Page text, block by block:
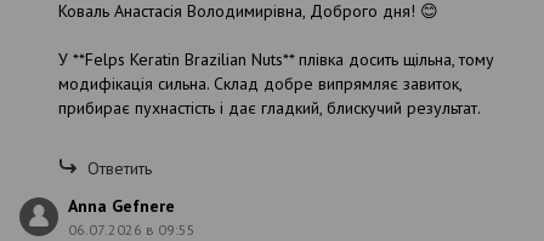
Коваль Анастасія Володимирівна, Доброго дня! 😊
У **Felps Keratin Brazilian Nuts** плівка досить щільна, тому
модифікація сильна. Склад добре випрямляє завиток,
прибирає пухнастість і дає гладкий, блискучий результат.
Ответить
Anna Gefnere
06.07.2026 в 09:55